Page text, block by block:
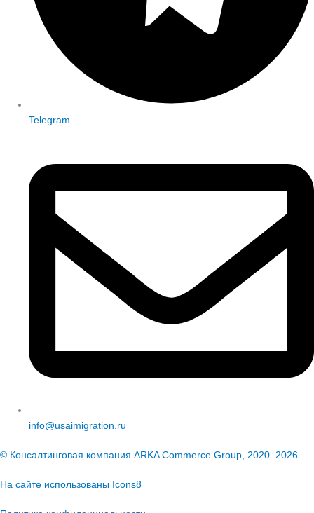
Telegram
info@usaimigration.ru
© Консалтинговая компания ARKA Commerce Group, 2020–2026
На сайте использованы Icons8